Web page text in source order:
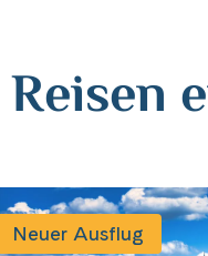
Neuer Ausflug